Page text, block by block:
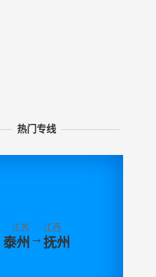
热门专线
江苏
泰州 →
江西
抚州